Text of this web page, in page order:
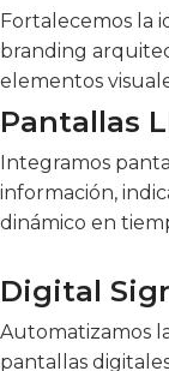
Fortalecemos la
branding
elementos
Pantallas
Integramos
información,
dinámico en
Digital
Automatizamos
pantallas